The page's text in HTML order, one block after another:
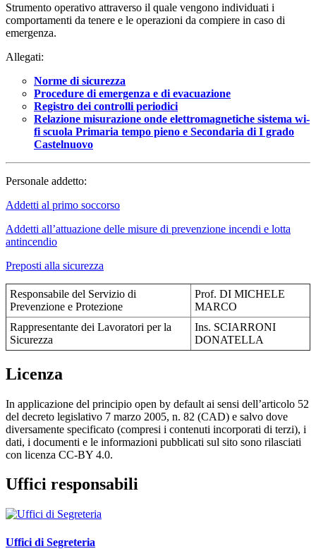
Strumento operativo attraverso il quale vengono individuati i
comportamenti da tenere e le operazioni da compiere in caso di
emergenza.
Allegati:
Norme di sicurezza
Procedure di emergenza e di evacuazione
Registro dei controlli periodici
Relazione misurazione onde elettromagnetiche sistema wi-
fi scuola Primaria tempo pieno e Secondaria di I grado
Castelnuovo
Personale addetto:
Addetti al primo soccorso
Addetti all’attuazione delle misure di prevenzione incendi e lotta
antincendio
Preposti alla sicurezza
Responsabile del Servizio di
Prevenzione e Protezione
Prof. DI MICHELE
MARCO
Rappresentante dei Lavoratori per la
Sicurezza
Ins. SCIARRONI
DONATELLA
Licenza
In applicazione del principio open by default ai sensi dell’articolo 52
del decreto legislativo 7 marzo 2005, n. 82 (CAD) e salvo dove
diversamente specificato (compresi i contenuti incorporati di terzi), i
dati, i documenti e le informazioni pubblicati sul sito sono rilasciati
con licenza CC-BY 4.0.
Uffici responsabili
Uffici di Segreteria